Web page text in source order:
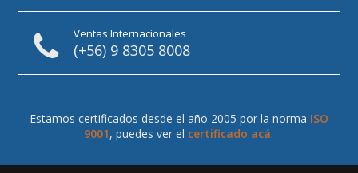
Ventas Internacionales
(+56) 9 8305 8008
Estamos certificados desde el año 2005 por la norma ISO
9001, puedes ver el certificado acá.